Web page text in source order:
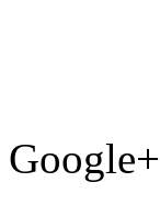
Google+